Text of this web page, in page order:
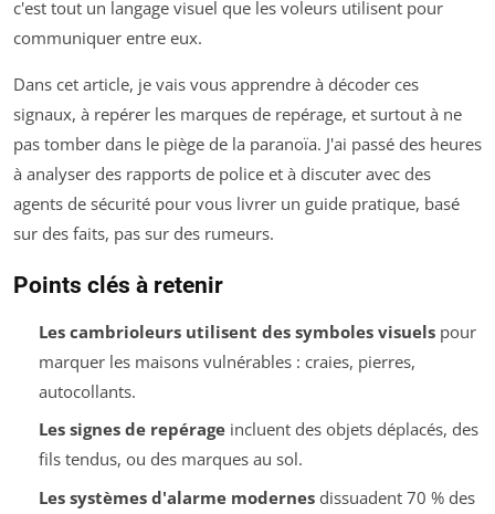
c'est tout un langage visuel que les voleurs utilisent pour
communiquer entre eux.
Dans cet article, je vais vous apprendre à décoder ces
signaux, à repérer les marques de repérage, et surtout à ne
pas tomber dans le piège de la paranoïa. J'ai passé des heures
à analyser des rapports de police et à discuter avec des
agents de sécurité pour vous livrer un guide pratique, basé
sur des faits, pas sur des rumeurs.
Points clés à retenir
Les cambrioleurs utilisent des symboles visuelspour
marquer les maisons vulnérables : craies, pierres,
autocollants.
Les signes de repérageincluent des objets déplacés, des
fils tendus, ou des marques au sol.
Les systèmes d'alarme modernesdissuadent 70 % des